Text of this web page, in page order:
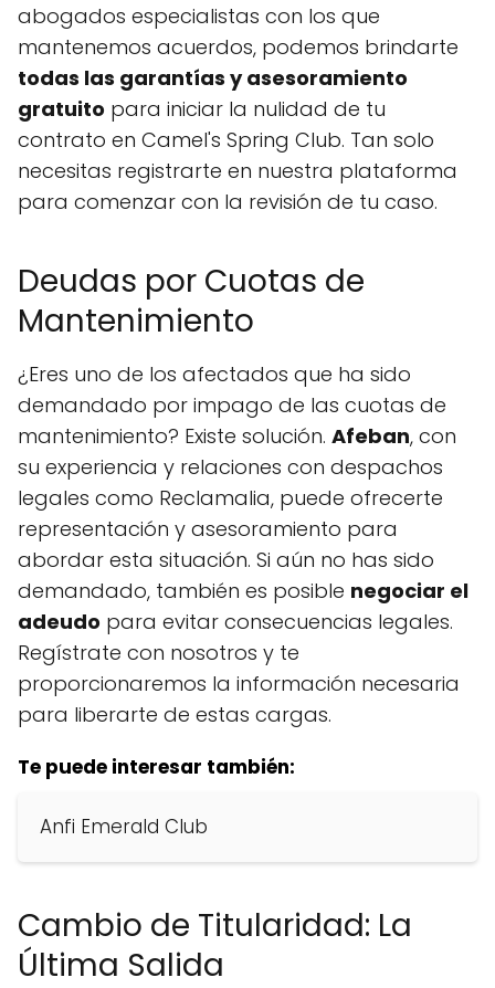
abogados especialistas con los que
mantenemos acuerdos, podemos brindarte
todas las garantías y asesoramiento
gratuito para iniciar la nulidad de tu
contrato en Camel's Spring Club. Tan solo
necesitas registrarte en nuestra plataforma
para comenzar con la revisión de tu caso.
Deudas por Cuotas de
Mantenimiento
¿Eres uno de los afectados que ha sido
demandado por impago de las cuotas de
mantenimiento? Existe solución. Afeban, con
su experiencia y relaciones con despachos
legales como Reclamalia, puede ofrecerte
representación y asesoramiento para
abordar esta situación. Si aún no has sido
demandado, también es posible negociar el
adeudo para evitar consecuencias legales.
Regístrate con nosotros y te
proporcionaremos la información necesaria
para liberarte de estas cargas.
Te puede interesar también:
Anfi Emerald Club
Cambio de Titularidad: La
Última Salida